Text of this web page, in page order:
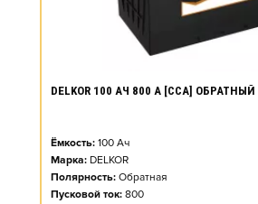
DELKOR 100 АЧ 800 А [CCA] ОБРАТНЫЙ
Ёмкость: 100 Ач
Марка: DELKOR
Полярность: Обратная
Пусковой ток: 800